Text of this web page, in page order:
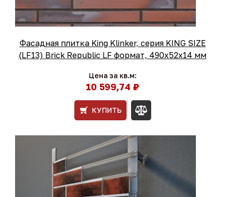
Фасадная плитка King Klinker, серия KING SIZE
(LF13) Brick Republic LF формат, 490х52х14 мм
Цена за кв.м:
10 599,74 ₽
КУПИТЬ